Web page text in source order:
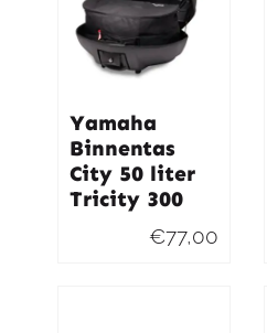
Yamaha
Binnentas
City 50 liter
Tricity 300
€77,00